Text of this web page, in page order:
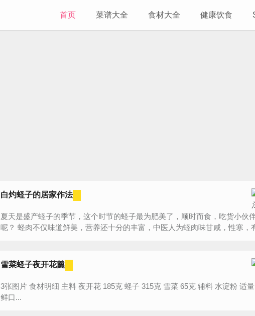
首页 菜谱大全 食材大全 健康饮食
白灼蛏子的居家作法
夏天是盛产蛏子的季节，这个时节的蛏子最为肥美了，顺时而食，吃货小伙
呢？ 蛏肉不仅味道鲜美，营养还十分的丰富，中医人为蛏肉味甘咸，性寒
雪菜蛏子夜开花羹
3张图片 食材明细 主料 夜开花 185克 蛏子 315克 雪菜 65克 辅料 水淀粉 适量 盐 适量 味精 适量 咸
鲜口...